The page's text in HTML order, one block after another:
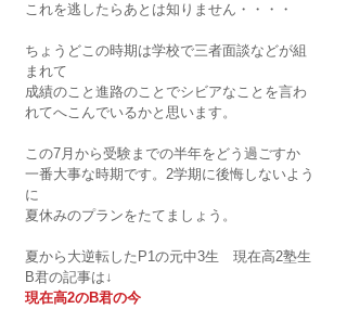
これを逃したらあとは知りません・・・・
ちょうどこの時期は学校で三者面談などが組
まれて
成績のこと進路のことでシビアなことを言わ
れてへこんでいるかと思います。
この7月から受験までの半年をどう過ごすか
一番大事な時期です。2学期に後悔しないよう
に
夏休みのプランをたてましょう。
夏から大逆転したP1の元中3生　現在高2塾生
B君の記事は↓
現在高2のB君の今